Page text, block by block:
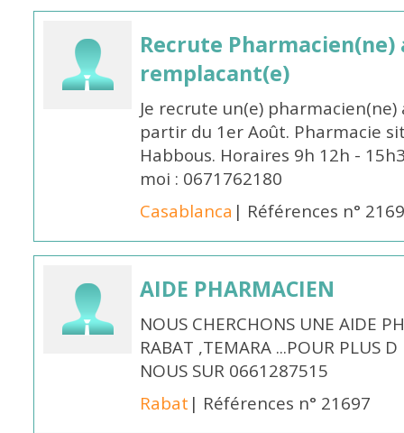
Recrute
remplacant(e)
Je recrute un(e)
partir du 1er Août. Pharmacie
Habbous. Horaires 9h 12h -
moi : 0671762180
Casablanca | Références n°
AIDE PHARMACIEN
NOUS CHERCHONS UNE AIDE
RABAT ,TEMARA ...POUR PLUS
NOUS SUR 0661287515
Rabat | Références n° 21697